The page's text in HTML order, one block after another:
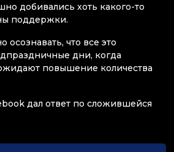
добивались хоть какого-то
поддержки.
что все это
дни, когда
повышение количества
дал ответ по сложившейся